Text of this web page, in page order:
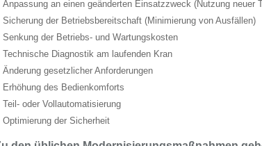
Anpassung an einen geänderten Einsatzzweck (Nutzung neuer
Sicherung der Betriebsbereitschaft (Minimierung von Ausfällen)
Senkung der Betriebs- und Wartungskosten
Technische Diagnostik am laufenden Kran
Änderung gesetzlicher Anforderungen
Erhöhung des Bedienkomforts
Teil- oder Vollautomatisierung
Optimierung der Sicherheit